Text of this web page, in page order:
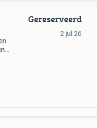
Gereserveerd
2 jul 26